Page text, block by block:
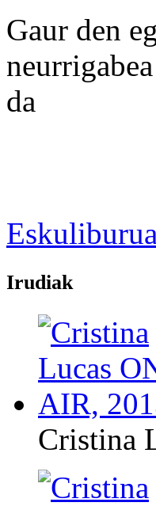
Gaur den
da
Irudiak
Cristina